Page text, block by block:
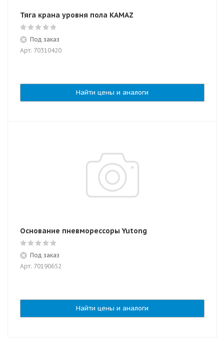
Тяга крана уровня пола KAMAZ
Под заказ
Арт: 70310420
Найти цены и аналоги
Основание пневморессоры Yutong
Под заказ
Арт: 70190652
Найти цены и аналоги